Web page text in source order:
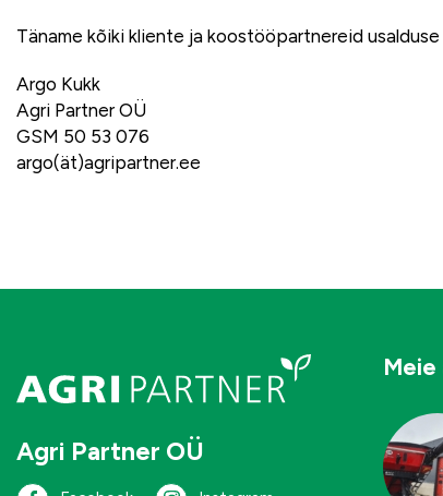
Täname kõiki kliente ja koostööpartnereid
Argo Kukk
Agri Partner OÜ
GSM 50 53 076
argo(ät)agripartner.ee
Agri Partner OÜ
Meie